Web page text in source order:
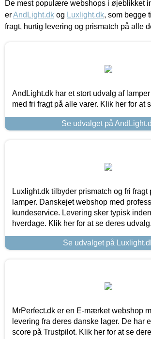
De mest populære webshops i øjeblikket
erAndLight.dk og Luxlight.dk, som begge
fragt, hurtig levering og prismatch på alle
AndLight.dk har et stort udvalg af
med fri fragt på alle varer. Klik her for at
Se udvalget på
Luxlight.dk tilbyder prismatch og fri fragt
lamper. Danskejet webshop med
kundeservice. Levering sker typisk
hverdage. Klik her for at se deres udvalg.
Se udvalget på
MrPerfect.dk er en E-mærket webshop
levering fra deres danske lager. De har
score på Trustpilot. Klik her for at se